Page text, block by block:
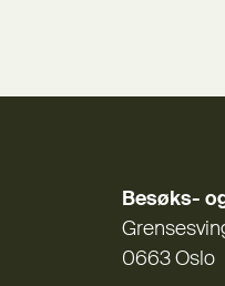
Besøks-
0663 Oslo